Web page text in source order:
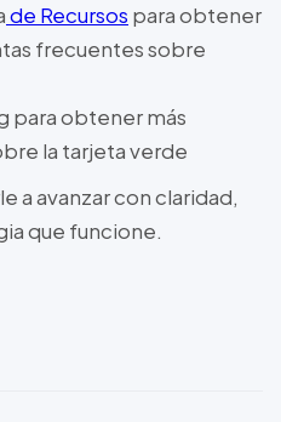
de Recursos para obtener
frecuentes sobre
para obtener más
la tarjeta verde
a avanzar con claridad,
que funcione.